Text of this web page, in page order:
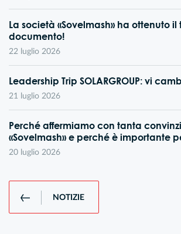
La società «Sovelmash» ha ottenuto
documento!
22 luglio 2026
Leadership Trip SOLARGROUP: vi
21 luglio 2026
Perché affermiamo con tanta
«Sovelmash» e perché è importante
20 luglio 2026
NOTIZIE